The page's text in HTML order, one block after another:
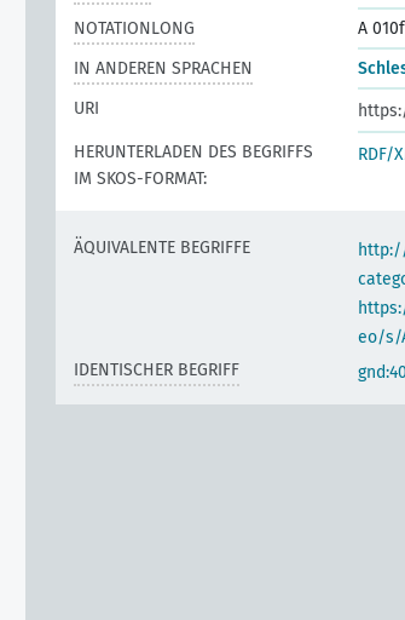
NOTATIONLONG
A
IN ANDEREN SPRACHEN
URI
HERUNTERLADEN DES BEGRIFFS
IM SKOS-FORMAT:
RDF/
ÄQUIVALENTE BEGRIFFE
eo/s/
IDENTISCHER BEGRIFF